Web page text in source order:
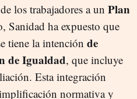
los trabajadores a un Plan
Sanidad ha expuesto que
tiene la intención de
de Igualdad, que incluye
Esta integración
normativa y